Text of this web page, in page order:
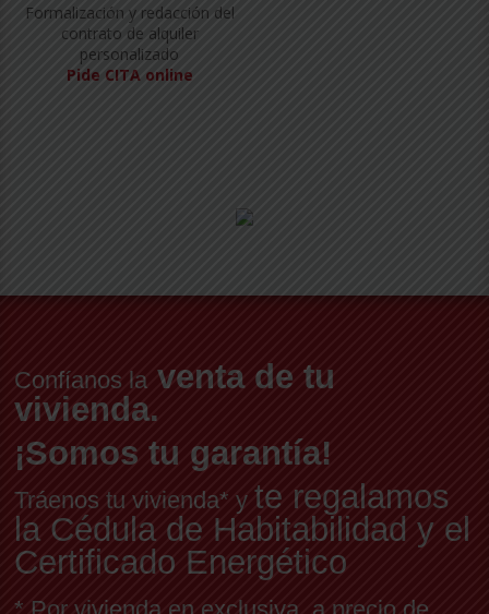
Formalización y redacción del
contrato de alquiler
personalizado
Pide CITA online
Confíanos la venta de tu
vivienda.
¡Somos tu garantía!
Tráenos tu vivienda* yte regalamos
la Cédula de Habitabilidad y el
Certificado Energético